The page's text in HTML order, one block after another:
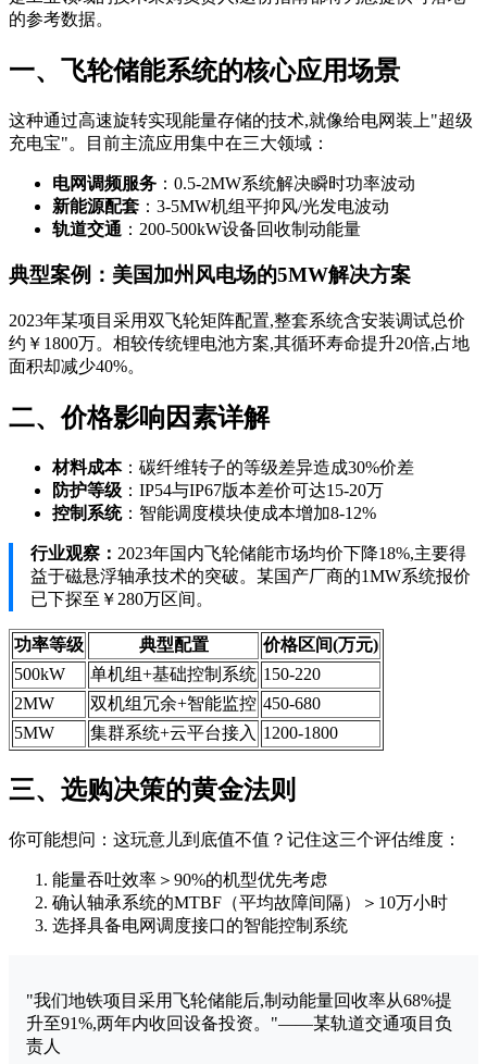
的参考数据。
一、飞轮储能系统的核心应用场景
这种通过高速旋转实现能量存储的技术,就像给电网装上"超级
充电宝"。目前主流应用集中在三大领域：
电网调频服务 ：0.5-2MW系统解决瞬时功率波动
新能源配套 ：3-5MW机组平抑风/光发电波动
轨道交通 ：200-500kW设备回收制动能量
典型案例：美国加州风电场的5MW解决方案
2023年某项目采用双飞轮矩阵配置,整套系统含安装调试总价
约￥1800万。相较传统锂电池方案,其循环寿命提升20倍,占地
面积却减少40%。
二、价格影响因素详解
材料成本：碳纤维转子的等级差异造成30%价差
防护等级 ：IP54与IP67版本差价可达15-20万
控制系统：智能调度模块使成本增加8-12%
行业观察： 2023年国内飞轮储能市场均价下降18%,主要得
益于磁悬浮轴承技术的突破。某国产厂商的1MW系统报价
已下探至￥280万区间。
功率等级 典型配置
价格区间(万元)
500kW
单机组+基础控制系统 150-220
2MW
双机组冗余+智能监控 450-680
5MW
集群系统+云平台接入 1200-1800
三、选购决策的黄金法则
你可能想问：这玩意儿到底值不值？记住这三个评估维度：
能量吞吐效率＞90%的机型优先考虑
确认轴承系统的MTBF（平均故障间隔）＞10万小时
选择具备电网调度接口的智能控制系统
"我们地铁项目采用飞轮储能后,制动能量回收率从68%提
升至91%,两年内收回设备投资。"——某轨道交通项目负
责人